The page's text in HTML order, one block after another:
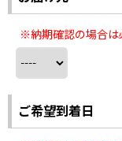
※納期確認の場合は
ご希望到着日